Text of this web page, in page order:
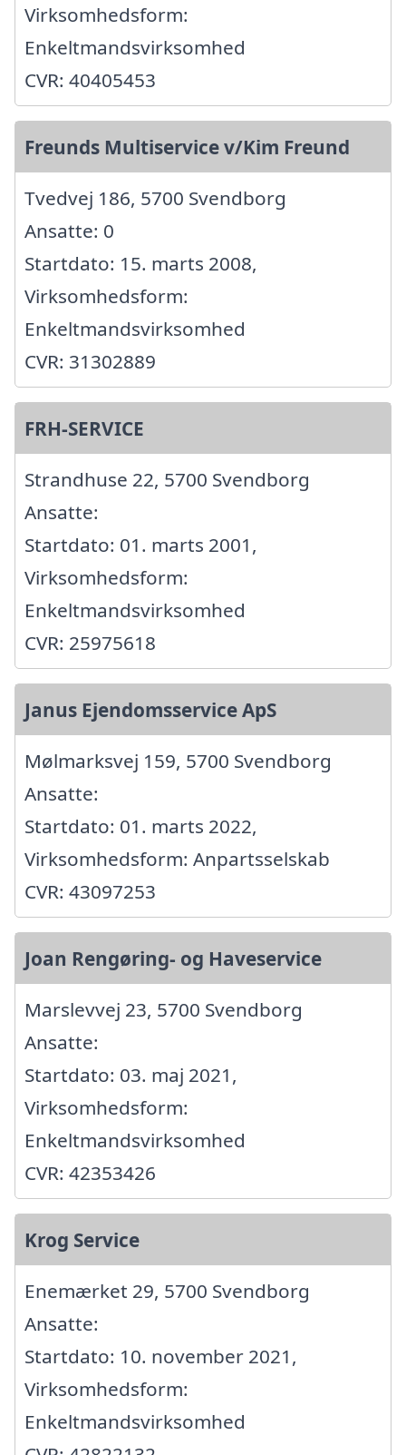
Virksomhedsform:
Enkeltmandsvirksomhed
CVR: 40405453
Freunds Multiservice v/Kim Freund
Tvedvej 186, 5700 Svendborg
Ansatte: 0
Startdato: 15. marts 2008,
Virksomhedsform:
Enkeltmandsvirksomhed
CVR: 31302889
FRH-SERVICE
Strandhuse 22, 5700 Svendborg
Ansatte:
Startdato: 01. marts 2001,
Virksomhedsform:
Enkeltmandsvirksomhed
CVR: 25975618
Janus Ejendomsservice ApS
Mølmarksvej 159, 5700 Svendborg
Ansatte:
Startdato: 01. marts 2022,
Virksomhedsform: Anpartsselskab
CVR: 43097253
Joan Rengøring- og Haveservice
Marslevvej 23, 5700 Svendborg
Ansatte:
Startdato: 03. maj 2021,
Virksomhedsform:
Enkeltmandsvirksomhed
CVR: 42353426
Krog Service
Enemærket 29, 5700 Svendborg
Ansatte:
Startdato: 10. november 2021,
Virksomhedsform:
Enkeltmandsvirksomhed